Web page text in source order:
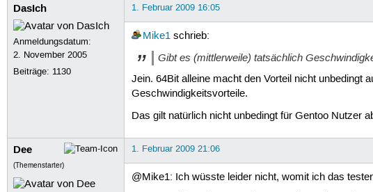
DasIch
Anmeldungsdatum:
2. November 2005
Beiträge: 1130
1. Februar 2009 16:05
Mike1schrieb:
Gibt es (mittlerweile) tatsächlich
Jein. 64Bit alleine macht den Vorteil nicht unbedingt
Geschwindigkeitsvorteile.
Das gilt natürlich nicht unbedingt für Gentoo Nutzer
Dee
(Themenstarter)
1. Februar 2009 21:06
@Mike1: Ich wüsste leider nicht, womit ich das